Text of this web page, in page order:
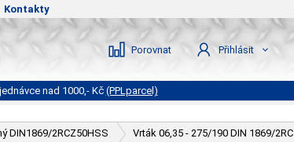
Kontakty
Porovnat Přihlásit
nad 1000,- Kč (PPLparcel)
DIN1869/2RCZ50HSS Vrták 06,35 - 275/190 DIN 1869/